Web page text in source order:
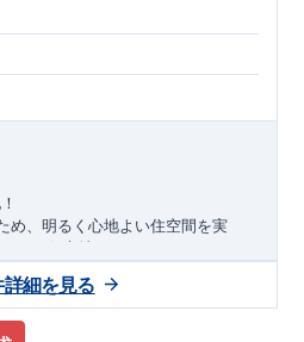
、
お気軽にお問い合わせください♪​お
す
にある同仕様の完成物件をご案内
め、明るく心地よい住空間を実
すい好立地です♪
分で、駅利用も可能。生活施設や
生活が始められます♪
細を見る